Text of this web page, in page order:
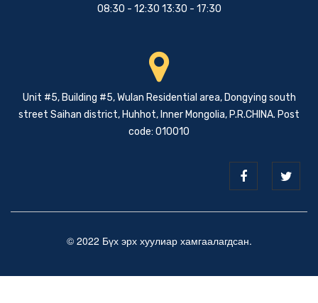
08:30 - 12:30 13:30 - 17:30
Unit #5, Building #5, Wulan Residential area, Dongying south
street Saihan district, Huhhot, Inner Mongolia, P.R.CHINA. Post
code: 010010
© 2022 Бүх эрх хуулиар хамгаалагдсан.